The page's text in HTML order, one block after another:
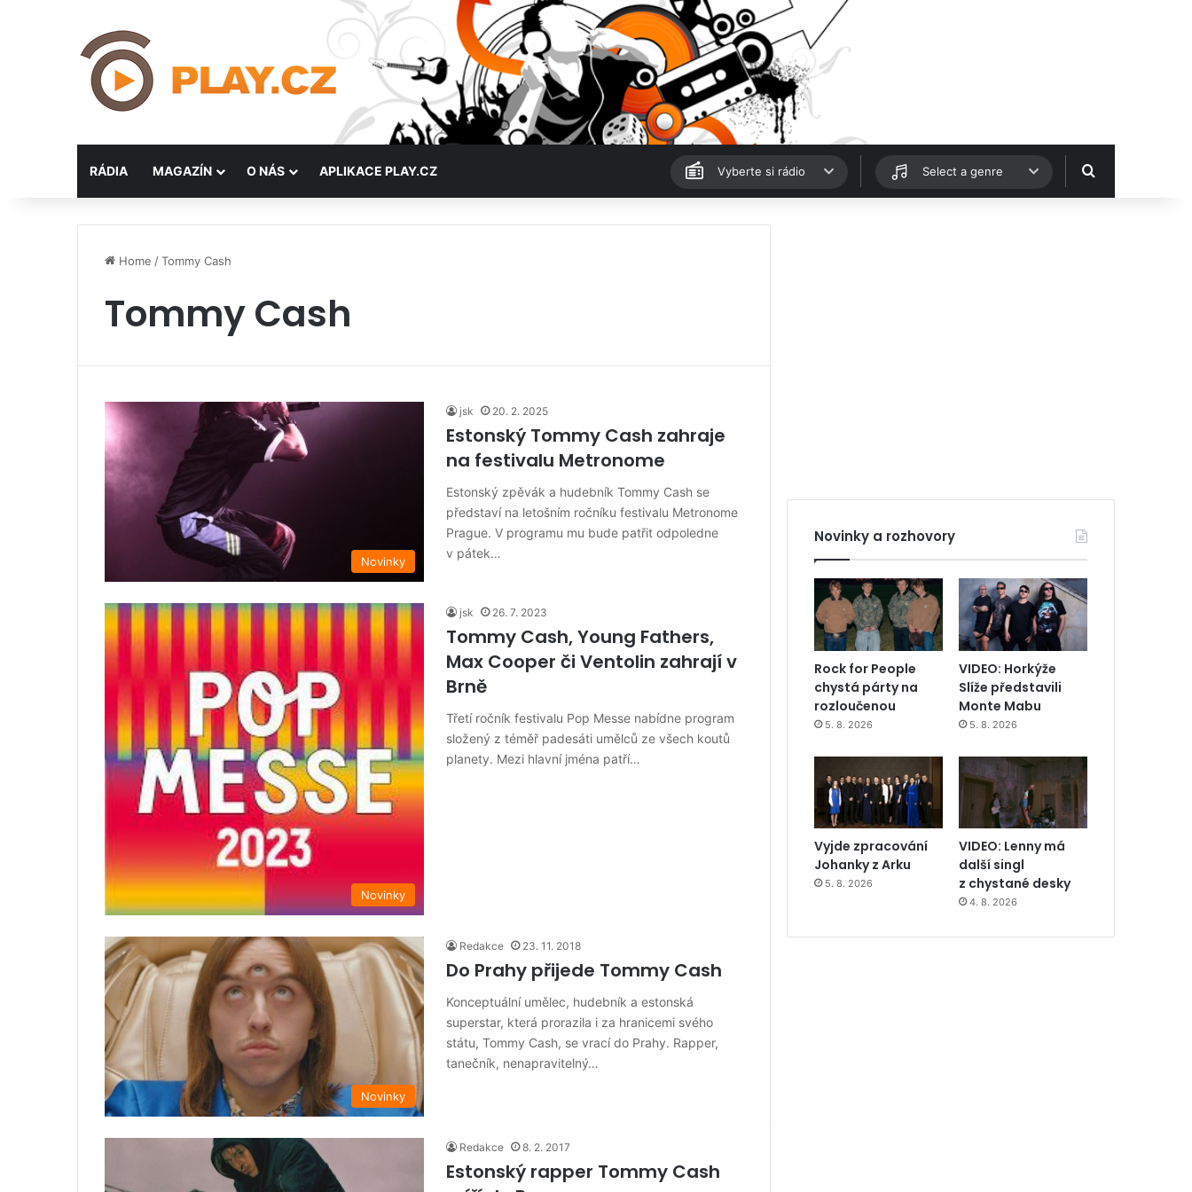
RÁDIA MAGAZÍN O NÁS APLIKACE PLAY.CZ Vyberte si rádio Select a genre Hledat
Home /Tommy Cash
Tommy Cash
Novinky
jsk 20. 2. 2025
Estonský Tommy Cash zahraje
na festivalu Metronome
Estonský zpěvák a hudebník Tommy Cash se
představí na letošním ročníku festivalu Metronome
Prague. V programu mu bude patřit odpoledne
v pátek…
Novinky
jsk 26. 7. 2023
Tommy Cash, Young Fathers,
Max Cooper či Ventolin zahrají v
Brně
Třetí ročník festivalu Pop Messe nabídne program
složený z téměř padesáti umělců ze všech koutů
planety. Mezi hlavní jména patří…
Novinky
Redakce 23. 11. 2018
Do Prahy přijede Tommy Cash
Konceptuální umělec, hudebník a estonská
superstar, která prorazila i za hranicemi svého
státu, Tommy Cash, se vrací do Prahy. Rapper,
tanečník, nenapravitelný…
Redakce 8. 2. 2017
Estonský rapper Tommy Cash
Novinky a rozhovory
Rock for People
chystá párty na
rozloučenou
5. 8. 2026
VIDEO: Horkýže
Slíže představili
Monte Mabu
5. 8. 2026
Vyjde zpracování
Johanky z Arku
5. 8. 2026
VIDEO: Lenny má
další singl
z chystané desky
4. 8. 2026